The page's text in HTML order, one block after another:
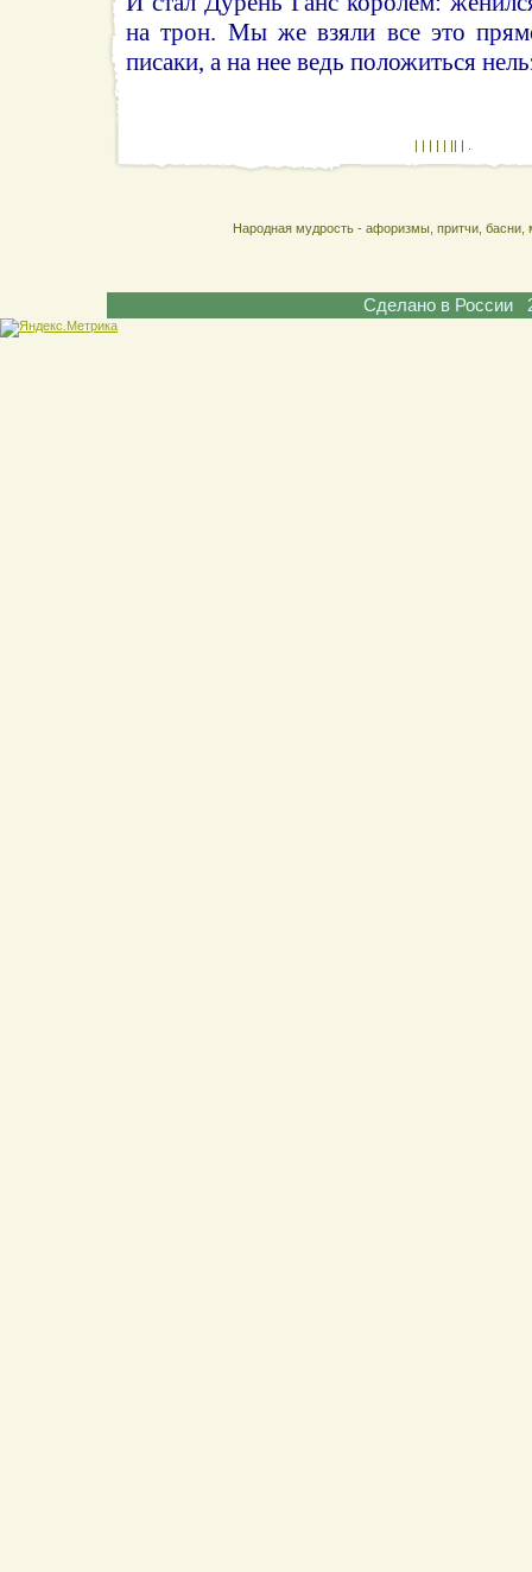
на трон. Мы же взяли все это
писаки, а на нее ведь положиться
| | | | | || | .
Народная мудрость - афоризмы, притчи,
Сделано в России